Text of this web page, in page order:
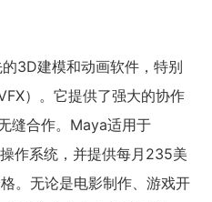
3D建模和动画软件，特别
）。它提供了强大的协作
缝合作。Maya适用于
作系统，并提供每月235美
。无论是电影制作、游戏开